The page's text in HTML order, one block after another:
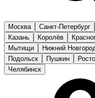
Москва Санкт-Петербург
Казань
Королёв
Мытищи
Нижний
Подольск
Пушкин
Челябинск